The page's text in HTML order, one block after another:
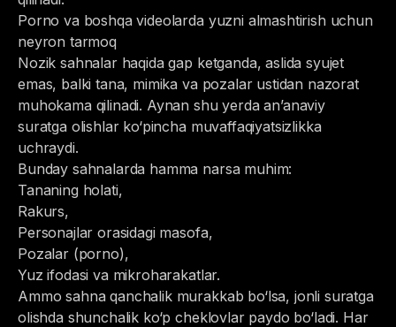
Porno va boshqa videolarda yuzni almashtirish uchun
neyron tarmoq
Nozik sahnalar haqida gap ketganda, aslida syujet
emas, balki tana, mimika va pozalar ustidan nazorat
muhokama qilinadi. Aynan shu yerda an’anaviy
suratga olishlar ko‘pincha muvaffaqiyatsizlikka
uchraydi.
Bunday sahnalarda hamma narsa muhim:
Tananing holati,
Rakurs,
Personajlar orasidagi masofa,
Pozalar (porno),
Yuz ifodasi va mikroharakatlar.
Ammo sahna qanchalik murakkab bo‘lsa, jonli suratga
olishda shunchalik ko‘p cheklovlar paydo bo‘ladi. Har